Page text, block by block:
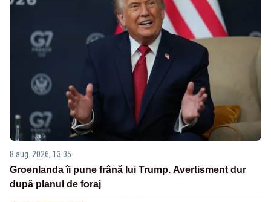
8 aug. 2026, 13:35
Groenlanda îi pune frână lui Trump. Avertisment dur
după planul de foraj